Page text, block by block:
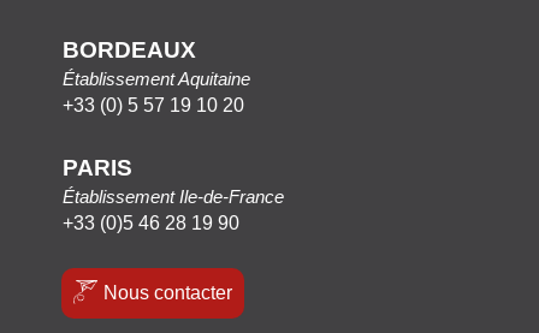
BORDEAUX
Établissement Aquitaine
+33 (0) 5 57 19 10 20
PARIS
Établissement Ile-de-France
+33 (0)5 46 28 19 90
Nous contacter